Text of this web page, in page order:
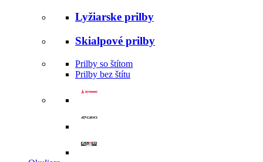
Lyžiarske prilby
Skialpové prilby
Prilby so štítom
Prilby bez štítu